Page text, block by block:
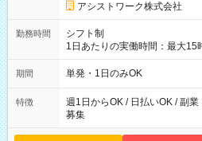
アシストワーク株式会社
勤務時間
シフト制
1日あたりの実働時間：最大15
勤務 勤務：月・水・金 休み：火・木・土
可能です！ ※1日あたりの最大実働時間は日勤、夜勤共に勤務し
期間 単発・1日のみOK
特徴
週1日からOK / 日払いOK / 副
募集